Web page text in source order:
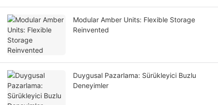
Modular Amber Units: Flexible Storage
Reinvented
Duygusal Pazarlama: Sürükleyici Buzlu
Deneyimler